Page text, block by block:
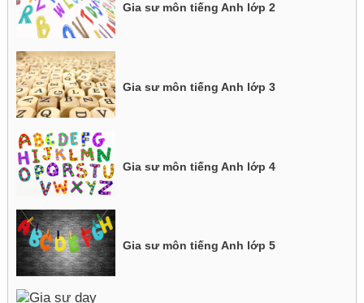
Gia sư môn tiếng Anh lớp 2
Gia sư môn tiếng Anh lớp 3
Gia sư môn tiếng Anh lớp 4
Gia sư môn tiếng Anh lớp 5